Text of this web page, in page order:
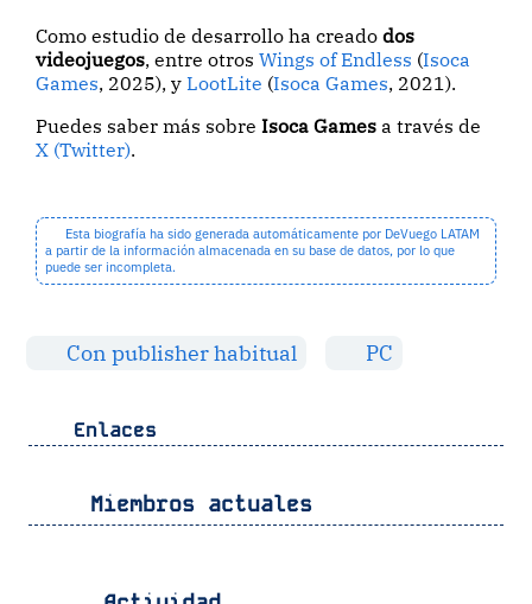
Como estudio de desarrollo ha creadodos
videojuegos, entre otrosWings of Endless (Isoca
Games, 2025), yLootLite (Isoca Games, 2021).
Puedes saber más sobreIsoca Games a través de
X (Twitter).
Esta biografía ha sido generada automáticamente por DeVuego LATAM
a partir de la información almacenada en su base de datos, por lo que
puede ser incompleta.
Con publisher habitual PC
Enlaces
Miembros actuales